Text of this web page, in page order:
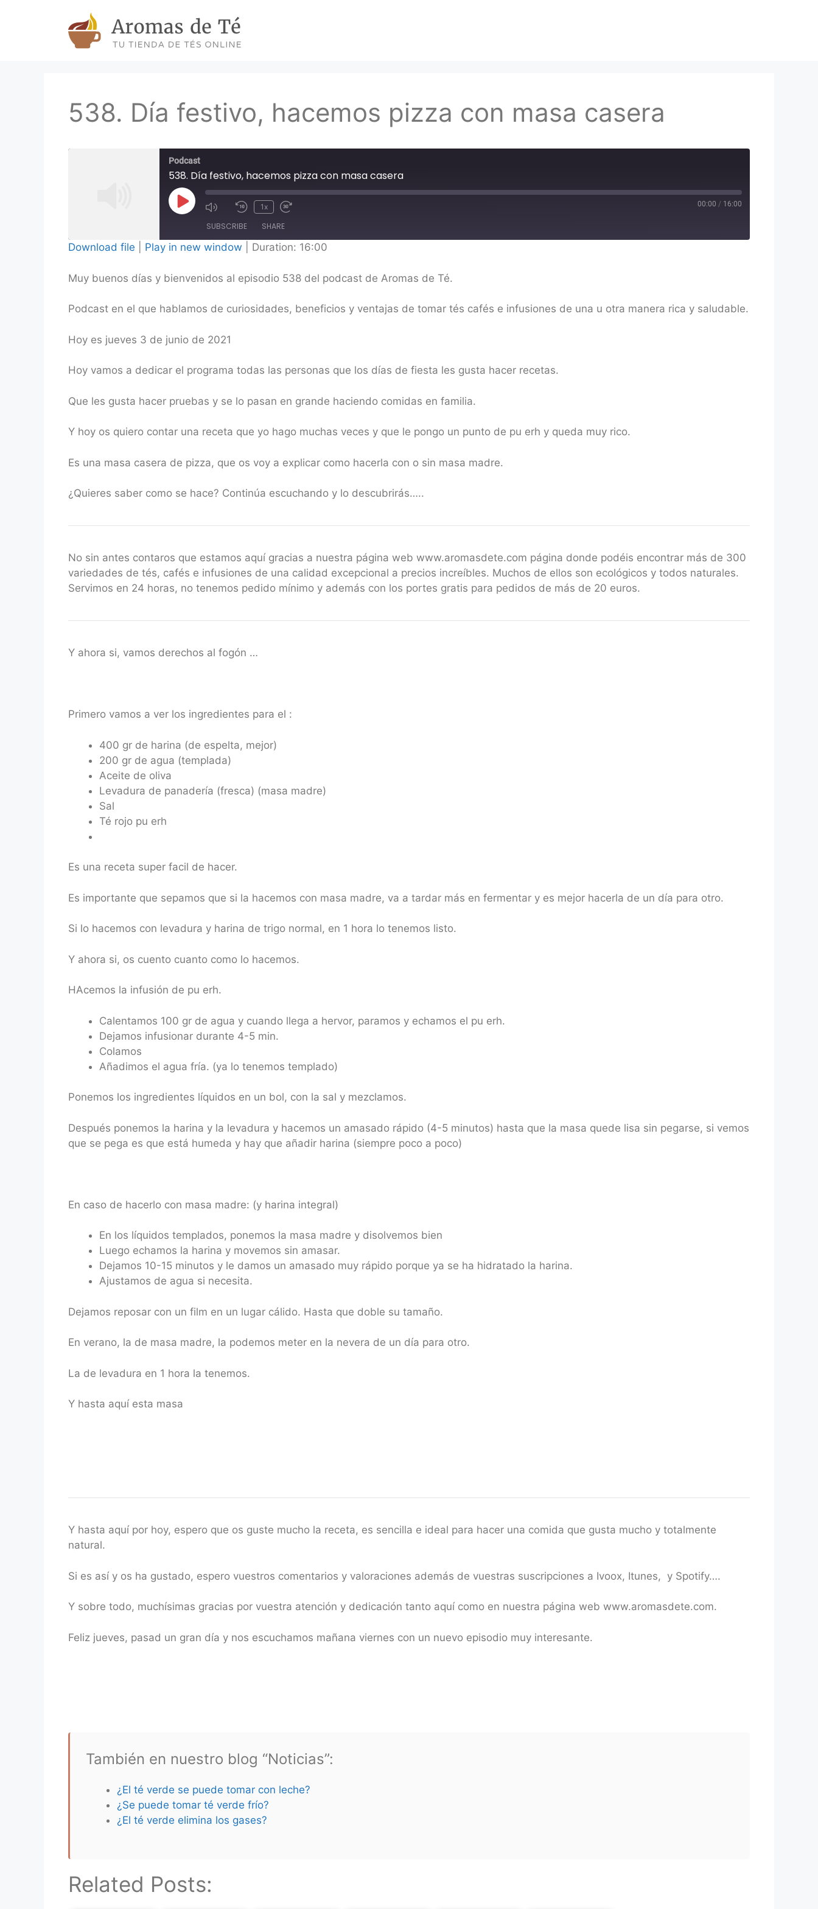
538. Día festivo, hacemos pizza con masa casera
Podcast
538. Día festivo, hacemos pizza con masa casera
Play
Episode
1x 00:00 / 16:00
SUBSCRIBE SHARE
RSS FEED
Download file Play in new window Duration: 16:00
Muy buenos días y bienvenidos al episodio 538 del podcast de Aromas de Té.
Podcast en el que hablamos de curiosidades, beneficios y ventajas de tomar tés cafés e infusiones de una u otra manera rica y saludable.
Hoy es jueves 3 de junio de 2021
Hoy vamos a dedicar el programa todas las personas que los días de fiesta les gusta hacer recetas.
Que les gusta hacer pruebas y se lo pasan en grande haciendo comidas en familia.
Y hoy os quiero contar una receta que yo hago muchas veces y que le pongo un punto de pu erh y queda muy rico.
Es una masa casera de pizza, que os voy a explicar como hacerla con o sin masa madre.
¿Quieres saber como se hace? Continúa escuchando y lo descubrirás…..
No sin antes contaros que estamos aquí gracias a nuestra página web www.aromasdete.com página donde podéis encontrar más de 300
variedades de tés, cafés e infusiones de una calidad excepcional a precios increíbles. Muchos de ellos son ecológicos y todos naturales.
Servimos en 24 horas, no tenemos pedido mínimo y además con los portes gratis para pedidos de más de 20 euros.
Y ahora si, vamos derechos al fogón …
Primero vamos a ver los ingredientes para el :
400 gr de harina (de espelta, mejor)
200 gr de agua (templada)
Aceite de oliva
Levadura de panadería (fresca) (masa madre)
Sal
Té rojo pu erh
Es una receta super facil de hacer.
Es importante que sepamos que si la hacemos con masa madre, va a tardar más en fermentar y es mejor hacerla de un día para otro.
Si lo hacemos con levadura y harina de trigo normal, en 1 hora lo tenemos listo.
Y ahora si, os cuento cuanto como lo hacemos.
HAcemos la infusión de pu erh.
Calentamos 100 gr de agua y cuando llega a hervor, paramos y echamos el pu erh.
Dejamos infusionar durante 4-5 min.
Colamos
Añadimos el agua fría. (ya lo tenemos templado)
Ponemos los ingredientes líquidos en un bol, con la sal y mezclamos.
Después ponemos la harina y la levadura y hacemos un amasado rápido (4-5 minutos) hasta que la masa quede lisa sin pegarse, si vemos
que se pega es que está humeda y hay que añadir harina (siempre poco a poco)
En caso de hacerlo con masa madre: (y harina integral)
En los líquidos templados, ponemos la masa madre y disolvemos bien
Luego echamos la harina y movemos sin amasar.
Dejamos 10-15 minutos y le damos un amasado muy rápido porque ya se ha hidratado la harina.
Ajustamos de agua si necesita.
Dejamos reposar con un film en un lugar cálido. Hasta que doble su tamaño.
En verano, la de masa madre, la podemos meter en la nevera de un día para otro.
La de levadura en 1 hora la tenemos.
Y hasta aquí esta masa
Y hasta aquí por hoy, espero que os guste mucho la receta, es sencilla e ideal para hacer una comida que gusta mucho y totalmente
natural.
Si es así y os ha gustado, espero vuestros comentarios y valoraciones además de vuestras suscripciones a Ivoox, Itunes, y Spotify….
Y sobre todo, muchísimas gracias por vuestra atención y dedicación tanto aquí como en nuestra página web www.aromasdete.com.
Feliz jueves, pasad un gran día y nos escuchamos mañana viernes con un nuevo episodio muy interesante.
También en nuestro blog “Noticias”:
¿El té verde se puede tomar con leche?
¿Se puede tomar té verde frío?
¿El té verde elimina los gases?
Related Posts: